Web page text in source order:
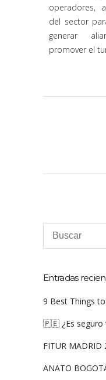
operadores,
del sector
generar
promover el
Entradas
9 Best Things
🇵🇪 ¿Es seguro
FITUR MADRID
ANATO